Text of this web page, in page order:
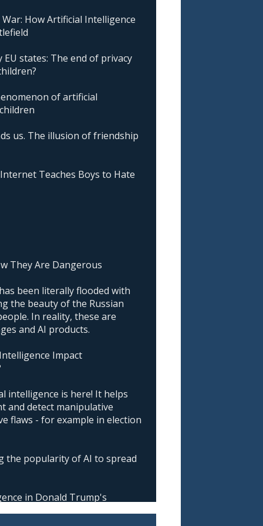
How Artificial Intelligence
states: The end of privacy
of artificial
us. The illusion of friendship
Teaches Boys to Hate
They Are Dangerous
been literally flooded with
the beauty of the Russian
In reality, these are
and AI products.
Impact
intelligence is here! It helps
and detect manipulative
flaws - for example in election
the popularity of AI to spread
in Donald Trump's